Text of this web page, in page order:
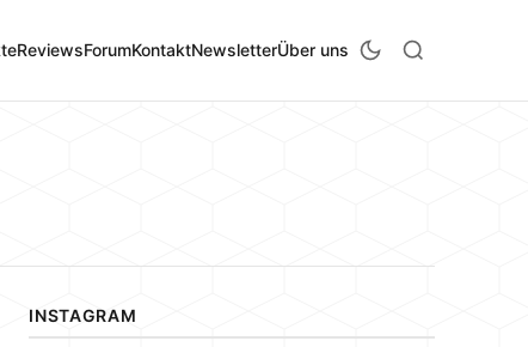
ReviewsForumKontaktNewsletterÜber uns
INSTAGRAM